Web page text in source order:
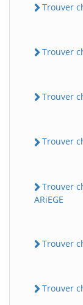
Trouver
Trouver
Trouver
Trouver
Trouver
ARiEGE
Trouver
Trouver